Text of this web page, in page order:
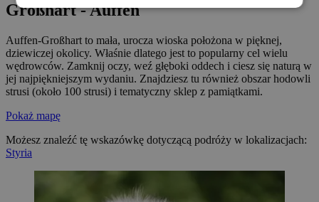
Großhart - Auffen
Auffen-Großhart to mała, urocza wioska położona w pięknej,
dziewiczej okolicy. Właśnie dlatego jest to popularny cel wielu
wędrowców. Zamknij oczy, weź głęboki oddech i ciesz się naturą w
jej najpiękniejszym wydaniu. Znajdziesz tu również obszar hodowli
strusi (około 100 strusi) i tematyczny sklep z pamiątkami.
Pokaż mapę
Możesz znaleźć tę wskazówkę dotyczącą podróży w lokalizacjach:
Styria